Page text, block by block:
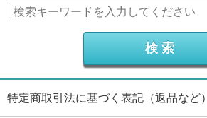
特定商取引法に基づく表記（返品など）